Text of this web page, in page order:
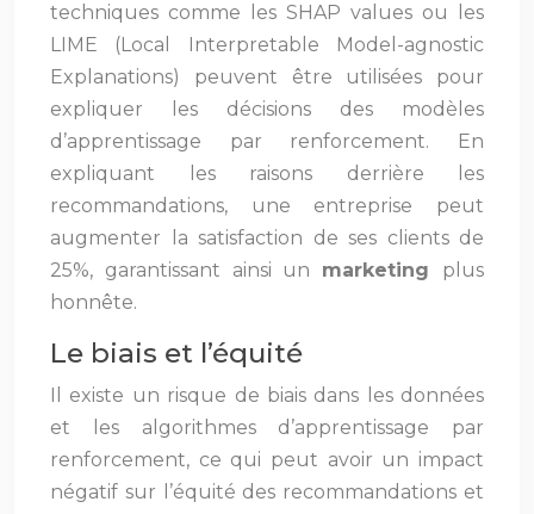
techniques comme les SHAP values ou les
LIME (Local Interpretable Model-agnostic
Explanations) peuvent être utilisées pour
expliquer les décisions des modèles
d’apprentissage par renforcement. En
expliquant les raisons derrière les
recommandations, une entreprise peut
augmenter la satisfaction de ses clients de
25%, garantissant ainsi un marketing plus
honnête.
Le biais et l’équité
Il existe un risque de biais dans les données
et les algorithmes d’apprentissage par
renforcement, ce qui peut avoir un impact
négatif sur l’équité des recommandations et